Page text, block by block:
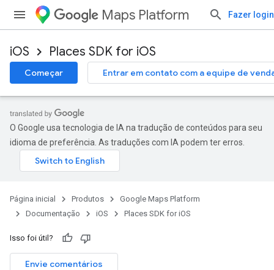
Maps Platform Fazer login
iOS Places SDK for iOS
Começar Entrar em contato com a equipe de
O Google usa tecnologia de IA na tradução de conteúdos para seu
idioma de preferência. As traduções com IA podem ter erros.
Página inicial Produtos
Google Maps Platform
Documentação
iOS Places SDK for iOS
Isso foi útil?
Envie comentários